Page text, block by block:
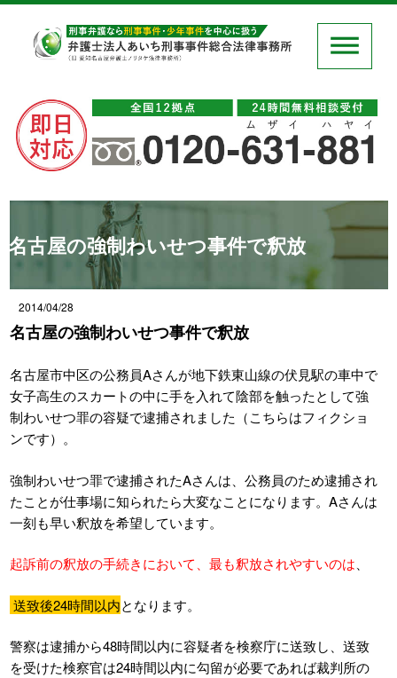
名古屋の強制わいせつ事件で釈放
2014/04/28
名古屋の強制わいせつ事件で釈放
名古屋市中区の公務員Aさんが地下鉄東山線の伏見駅の車中で
女子高生のスカートの中に手を入れて陰部を触ったとして強
制わいせつ罪の容疑で逮捕されました（こちらはフィクショ
ンです）。
強制わいせつ罪で逮捕されたAさんは、公務員のため逮捕され
たことが仕事場に知られたら大変なことになります。Aさんは
一刻も早い釈放を希望しています。
起訴前の釈放の手続きにおいて、最も釈放されやすいのは
送致後24時間以内となります。
警察は逮捕から48時間以内に容疑者を検察庁に送致し、送致
を受けた検察官は24時間以内に勾留が必要であれば裁判所の